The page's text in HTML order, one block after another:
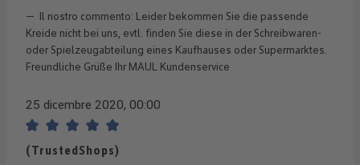
Il nostro commento: Leider bekommen Sie die passende
Kreide nicht bei uns, evtl. finden Sie diese in der Schreibwaren-
oder Spielzeugabteilung eines Kaufhauses oder Supermarktes.
Freundliche Grüße Ihr MAUL Kundenservice
25 dicembre 2020, 00:00
Recensione con valutazione di 5 su 5 stelle
(TrustedShops)